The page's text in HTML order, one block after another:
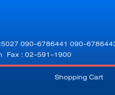
090-6786441 090-
Fax : 02-591-1900
Shopping Cart